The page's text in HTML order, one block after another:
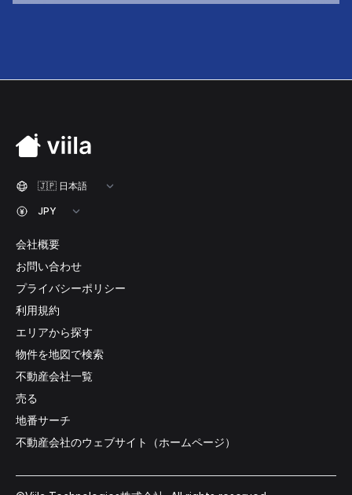
会社概要
お問い合わせ
プライバシーポリシー
利用規約
エリアから探す
物件を地図で検索
不動産会社一覧
売る
地番サーチ
不動産会社のウェブサイト（ホームページ）